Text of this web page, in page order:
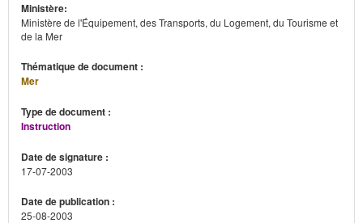
Ministère:
Ministère de l'Équipement, des Transports, du Logement, du Tourisme et
de la Mer
Thématique de document :
Mer
Type de document :
Instruction
Date de signature :
17-07-2003
Date de publication :
25-08-2003